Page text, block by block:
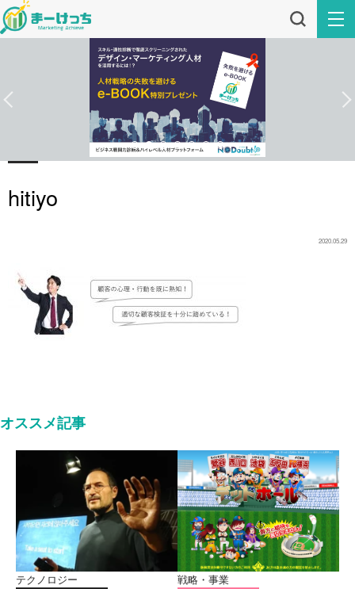
hitiyo
2020.05.29
オススメ記事
テクノロジー 戦略・事業